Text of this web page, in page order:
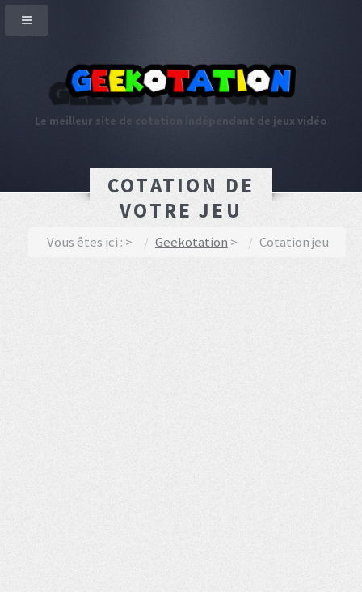
Le meilleur site de cotation indépendant de jeux vidéo
COTATION DE
VOTRE JEU
Vous êtes ici : Geekotation Cotation jeu